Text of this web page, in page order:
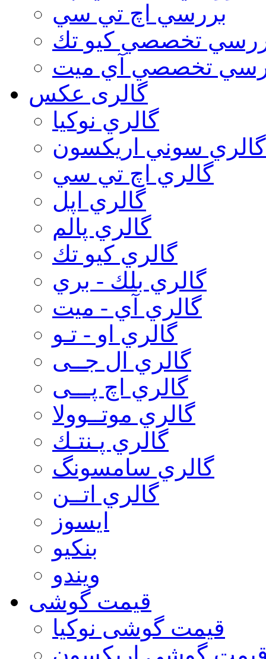
بررسي اچ تي سي
تخصصي كيو تك
تخصصي آي ميت
گالری عکس
گالري نوكيا
گالري سوني اريكسون
گالري اچ تي سي
گالري اپل
گالري پالم
گالري كيو تك
گالري بلك - بري
گالري آي - ميت
گالري او - تـو
گالري ال جــی
گالري اچ پـــی
گالري موتــوولا
گالري پـنتـك
گالري سامسونگ
گالري اتــن
ایسوز
بنکیو
ویندو
قیمت گوشی
قیمت گوشی نوكيا